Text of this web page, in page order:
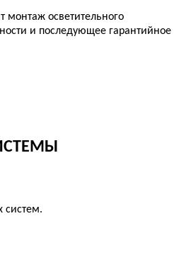
монтаж осветительного
и последующее гарантийное
систем.